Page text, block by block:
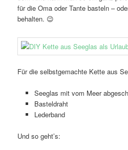
für die Oma oder Tante basteln –
behalten. 😉
Für die selbstgemachte Kette aus
Seeglas mit vom Meer
Basteldraht
Lederband
Und so geht’s: